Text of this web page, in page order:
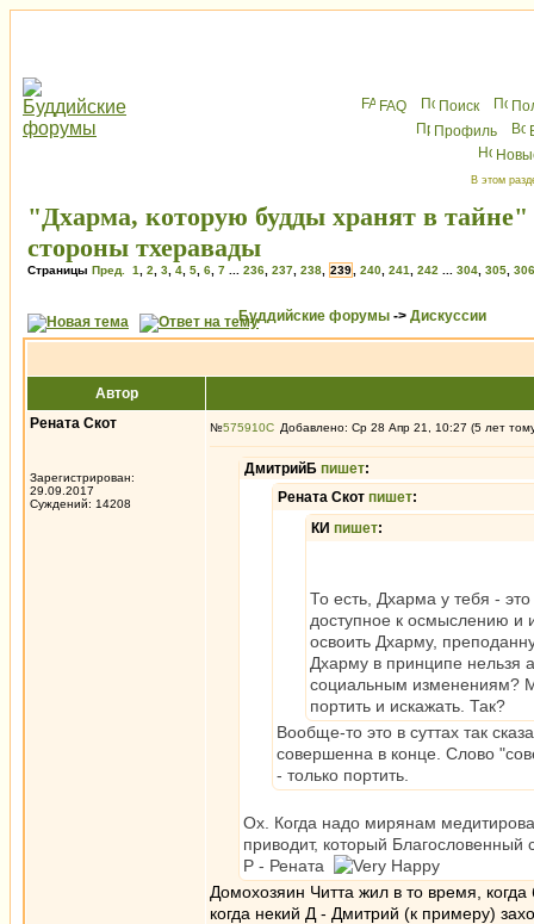
FAQ Поиск
Профиль
В этом
"Дхарма, которую будды хранят в
стороны тхеравады
Страницы Пред. 1 2 3 4 5 6 7 236 237 238 239 240 241 242 304 305 306
Буддийские форумы -> Дискуссии
Автор
Рената Скот
Зарегистрирован:
29.09.2017
Суждений: 14208
№575910 Добавлено: Ср 28 Апр 21, 10:27 (5 лет
ДмитрийБ пишет:
Рената Скот пишет:
КИ пишет:
То есть, Дхарма у тебя -
доступное к осмыслению и
освоить Дхарму,
Дхарму в принципе нельзя
социальным изменениям?
портить и искажать. Так?
Вообще-то это в суттах так
совершенна в конце. Слово
- только портить.
Ох. Когда надо мирянам
приводит, который
Р - Рената
Домохозяин Читта жил в то время,
когда некий Д - Дмитрий (к примеру)